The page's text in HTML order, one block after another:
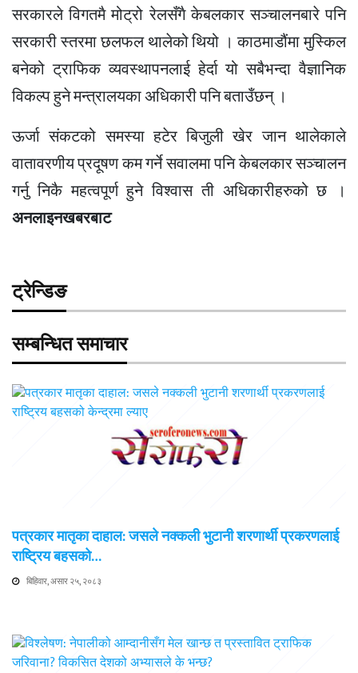
सरकारले विगतमै मोट्रो रेलसँगै केबलकार सञ्चालनबारे पनि
सरकारी स्तरमा छलफल थालेको थियो । काठमाडौंमा मुस्किल
बनेको ट्राफिक व्यवस्थापनलाई हेर्दा यो सबैभन्दा वैज्ञानिक
विकल्प हुने मन्त्रालयका अधिकारी पनि बताउँछन् ।
ऊर्जा संकटको समस्या हटेर बिजुली खेर जान थालेकाले
वातावरणीय प्रदूषण कम गर्ने सवालमा पनि केबलकार सञ्चालन
गर्नु निकै महत्वपूर्ण हुने विश्वास ती अधिकारीहरुको छ ।
अनलाइनखबरबाट
ट्रेन्डिङ
सम्बन्धित समाचार
पत्रकार मातृका दाहाल: जसले नक्कली भुटानी शरणार्थी प्रकरणलाई
राष्ट्रिय बहसको…
बिहिवार, असार २५, २०८३